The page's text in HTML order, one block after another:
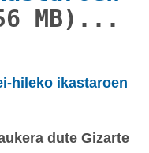
MB)...
hileko ikastaroen
dute Gizarte